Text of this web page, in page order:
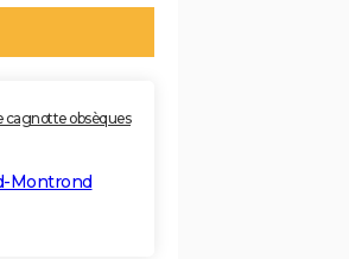
cagnotte obsèques
Montrond